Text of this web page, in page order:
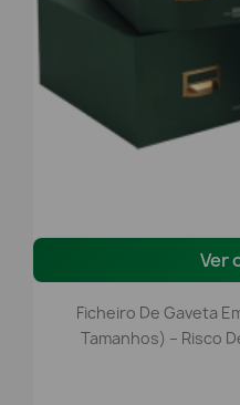
Ver
Ficheiro De Gaveta
Tamanhos) – Risco